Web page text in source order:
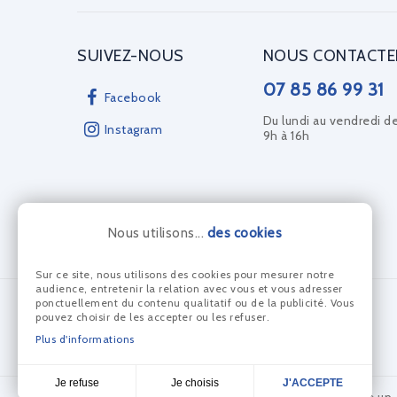
SUIVEZ-NOUS
Facebook
Instagram
NOUS
07 85 86 99 31
Du lundi au vendredi
9h à 16h
Nous utilisons... des cookies
Sur ce site, nous utilisons des cookies pour mesurer notre
audience, entretenir la relation avec vous et vous adresser
ponctuellement du contenu qualitatif ou de la publicité. Vous
pouvez choisir de les accepter ou les refuser.
Plus d'informations
Je refuse Je choisis J'ACCEPTE
PAIEMENT SÉCURISÉ AVEC